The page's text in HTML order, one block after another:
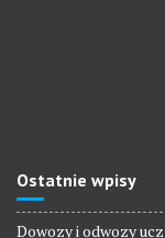
Ostatnie wpisy
Dowozy i odwozy